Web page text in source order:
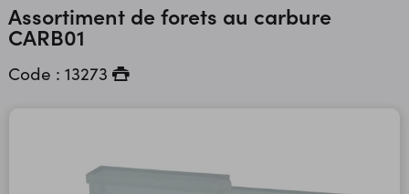
Assortiment de forets au carbure
CARB01
Code : 13273